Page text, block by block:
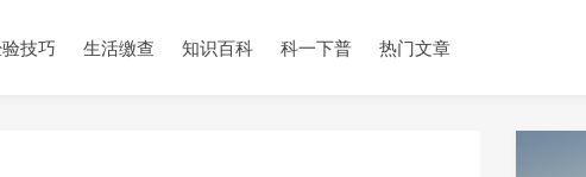
技巧 生活缴查 知识百科 科一下普 热门文章